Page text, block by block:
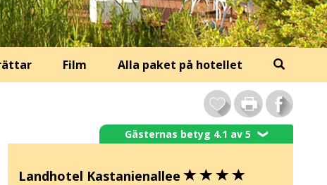
Film Alla paket på hotellet
Gästernas betyg 4.1 av 5❯
Landhotel Kastanienallee